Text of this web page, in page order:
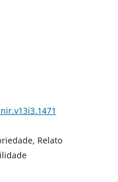
Relato